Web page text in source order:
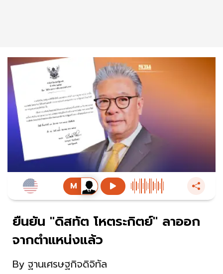
ยืนยัน "ดิสทัต โหตระกิตย์" ลาออก
จากตำแหน่งแล้ว
By ฐานเศรษฐกิจดิจิทัล